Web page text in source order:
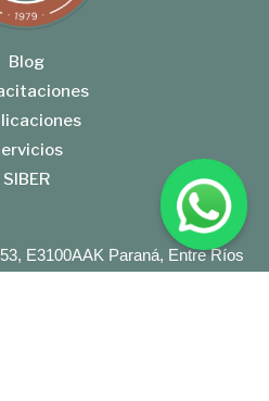
Blog
SIBER
E3100AAK Paraná, Entre Ríos